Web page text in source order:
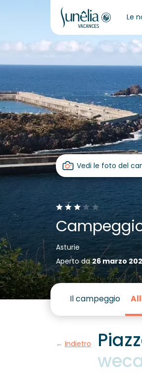
Le
Vedi le foto del
Asturie
Aperto da26 marzo
Il campeggio
Indietro